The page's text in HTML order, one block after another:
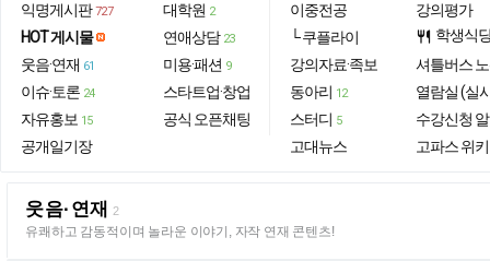
익명게시판 727
HOT 게시물
웃음·연재 61
이슈·토론 24
자유홍보 15
공개일기장
대학원 2
연애상담 23
미용·패션 9
스타트업·창업
공식 오픈채팅
이중전공
└ 쿠플라이
강의자료·족보
동아리 12
스터디 5
고대뉴스
강의평가
restaurant 학생식
셔틀버스
열람실 (실
수강신청
고파스 위키
웃음·연재 2
유쾌하고 감동적이며 놀라운 이야기, 자작 연재 콘텐츠!